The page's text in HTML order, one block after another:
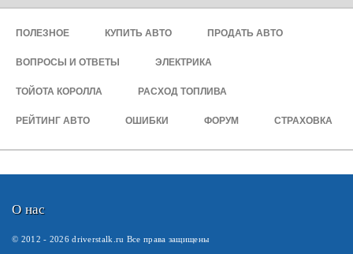
ПОЛЕЗНОЕ КУПИТЬ АВТО ПРОДАТЬ АВТО
ВОПРОСЫ И ОТВЕТЫ ЭЛЕКТРИКА
ТОЙОТА КОРОЛЛА РАСХОД ТОПЛИВА
РЕЙТИНГ АВТО ОШИБКИ ФОРУМ СТРАХОВКА
О нас
© 2012 - 2026driverstalk.ru Все права защищены